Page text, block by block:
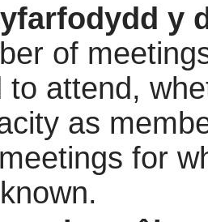
y
of
to attend,
as
for